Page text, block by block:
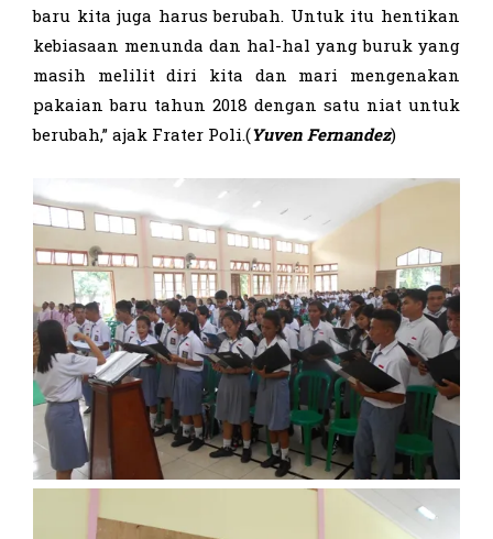
baru kita juga harus berubah. Untuk itu hentikan
kebiasaan menunda dan hal-hal yang buruk yang
masih melilit diri kita dan mari mengenakan
pakaian baru tahun 2018 dengan satu niat untuk
berubah,” ajak Frater Poli.(Yuven Fernandez)